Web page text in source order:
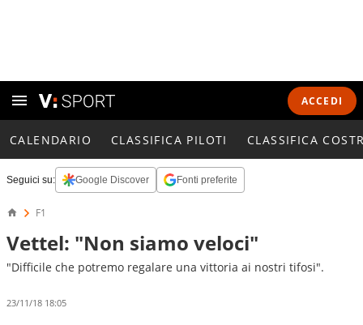
ACCEDI
CALENDARIO CLASSIFICA PILOTI CLASSIFICA
Seguici su: Google Discover Fonti preferite
F1
Vettel: "Non siamo veloci"
"Difficile che potremo regalare una vittoria ai nostri tifosi".
23/11/18 18:05